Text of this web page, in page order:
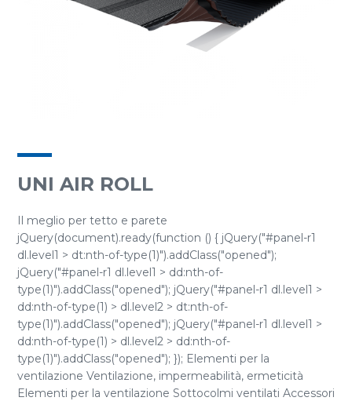
UNI AIR ROLL
Il meglio per tetto e parete
jQuery(document).ready(function () { jQuery("#panel-r1
dl.level1 > dt:nth-of-type(1)").addClass("opened");
jQuery("#panel-r1 dl.level1 > dd:nth-of-
type(1)").addClass("opened"); jQuery("#panel-r1 dl.level1 >
dd:nth-of-type(1) > dl.level2 > dt:nth-of-
type(1)").addClass("opened"); jQuery("#panel-r1 dl.level1 >
dd:nth-of-type(1) > dl.level2 > dd:nth-of-
type(1)").addClass("opened"); }); Elementi per la
ventilazione Ventilazione, impermeabilità, ermeticità
Elementi per la ventilazione Sottocolmi ventilati Accessori